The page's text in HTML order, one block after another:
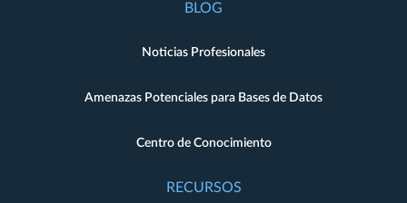
BLOG
Noticias Profesionales
Amenazas Potenciales para Bases de Datos
Centro de Conocimiento
RECURSOS